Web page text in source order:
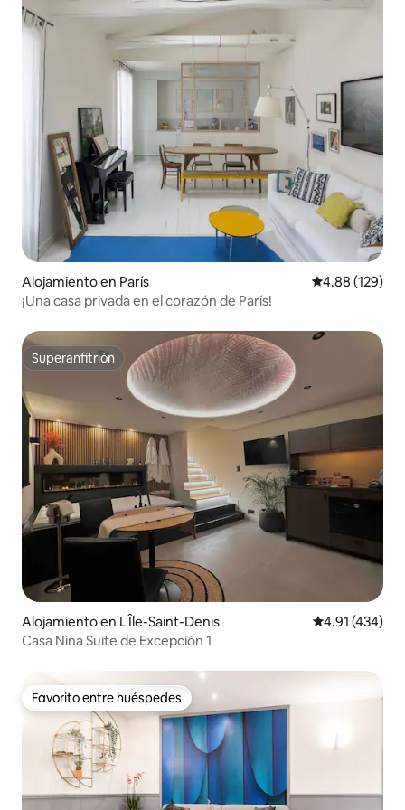
Alojamiento en París Calificación
4.88 (129)
¡Una casa privada en el corazón de París!
Superanfitrión
Superanfitrión
Alojamiento en L'Île-Saint-Denis Calificación
4.91 (434)
Casa Nina Suite de Excepción 1
Favorito entre huéspedes
Favorito entre huéspedes